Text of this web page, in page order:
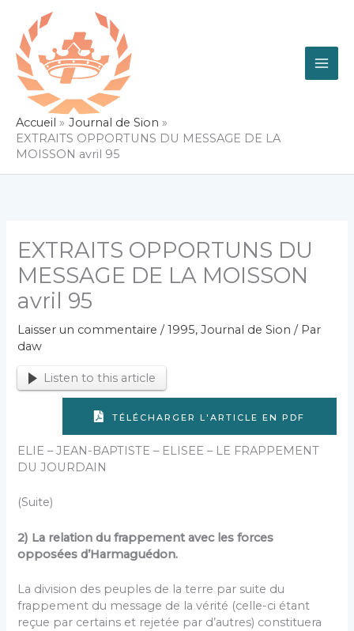
contenu
Accueil
Journal de Sion
EXTRAITS OPPORTUNS DU MESSAGE DE LA
MOISSON avril 95
EXTRAITS OPPORTUNS DU
MESSAGE DE LA MOISSON
avril 95
Laisser un commentaire /1995,Journal de Sion / Par
daw
Listen to this article
TÉLÉCHARGER L'ARTICLE EN PDF
ELIE – JEAN-BAPTISTE – ELISEE – LE FRAPPEMENT
DU JOURDAIN
(Suite)
2) La relation du frappement avec les forces
opposées d’Harmaguédon.
La division des peuples de la terre par suite du
frappement du message de la vérité (celle-ci étant
reçue par certains et rejetée par d’autres) constituera